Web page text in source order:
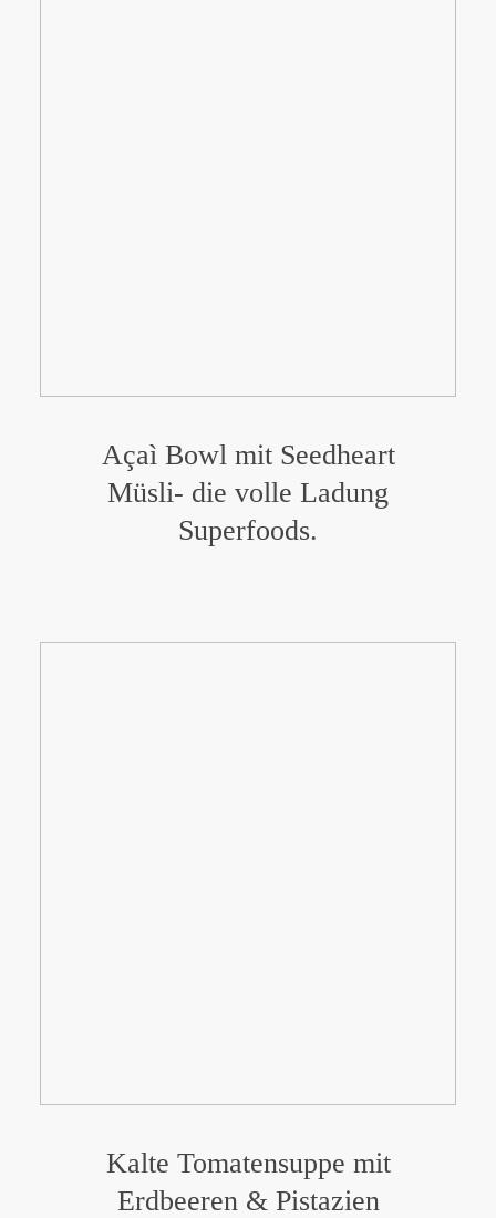
Açaì Bowl mit Seedheart
Müsli- die volle Ladung
Superfoods.
Kalte Tomatensuppe mit
Erdbeeren & Pistazien